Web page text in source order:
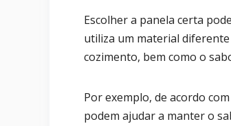
Escolher a panela certa
utiliza um material
cozimento, bem como o
Por exemplo, de acordo
podem ajudar a manter o